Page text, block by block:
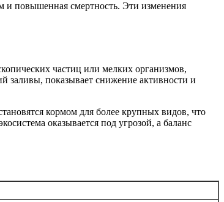
и повышенная смертность. Эти изменения
частиц или мелких организмов,
заливы, показывает снижение активности и
кормом для более крупных видов, что
оказывается под угрозой, а баланс